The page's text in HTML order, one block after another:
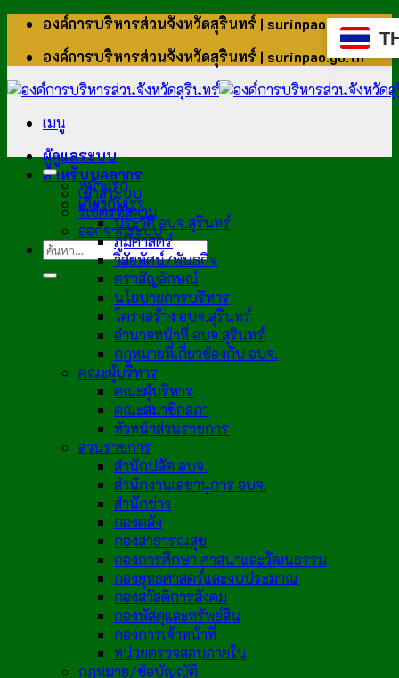
ข้าม
เนื้อหา
องค์การบริหารส่วนจังหวัดสุรินทร์ | surinpao.go.th
องค์การบริหารส่วนจังหวัดสุรินทร์ | surinpao.go.th
เมนู
ผู้ดูแลระบบ
สำหรับบุคลากร
เข้าสู่ระบบ
รีเซ็ตรหัสผ่าน
ออกจากระบบ
หน้าแรก
เกี่ยวกับเรา
ประวัติ อบจ.สุรินทร์
ภูมิศาสตร์
วิสัยทัศน์/พันธกิจ
ตราสัญลักษณ์
นโยบายการบริหาร
โครงสร้าง อบจ.สุรินทร์
อำนาจหน้าที่ อบจ.สุรินทร์
กฎหมายที่เกี่ยวข้องกับ อบจ.
คณะผู้บริหาร
คณะผู้บริหาร
คณะสมาชิกสภา
หัวหน้าส่วนราชการ
ส่วนราชการ
สำนักปลัด อบจ.
สำนักงานเลขานุการ อบจ.
สำนักช่าง
กองคลัง
กองสาธารณสุข
กองการศึกษา ศาสนาและวัฒนธรรม
กองยุทธศาสตร์และงบประมาณ
กองสวัสดิการสังคม
กองพัสดุและทรัพย์สิน
กองการเจ้าหน้าที่
หน่วยตรวจสอบภายใน
กฎหมาย/ข้อบัญญัติ